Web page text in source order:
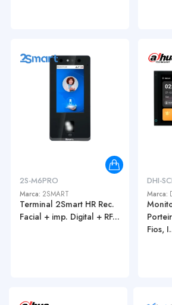
2S-M6PRO
Marca: 2SMART
Terminal 2Smart HR Rec.
Facial + imp. Digital + RF...
DHI-
Marca:
Fios,